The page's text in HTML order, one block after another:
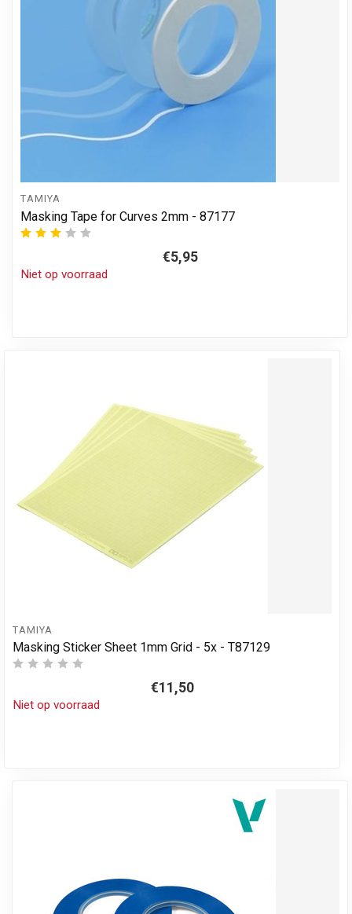
TAMIYA
Masking Tape for Curves 2mm - 87177
€5,95
Niet op voorraad
TAMIYA
Masking Sticker Sheet 1mm Grid - 5x - T87129
€11,50
Niet op voorraad